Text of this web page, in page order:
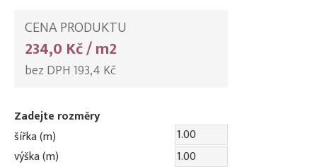
CENA PRODUKTU
234,0 Kč / m2
bez DPH 193,4 Kč
Zadejte rozměry
šířka (m)
výška (m)